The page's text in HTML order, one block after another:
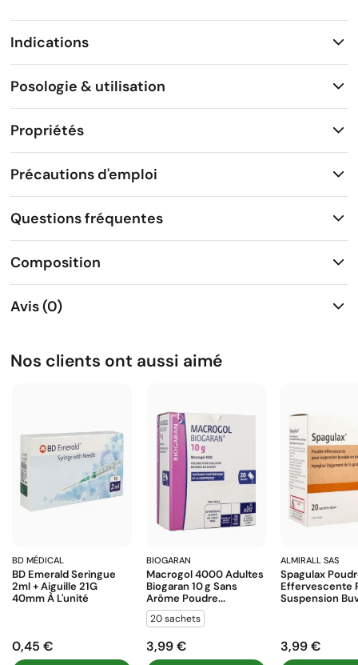
Indications
Posologie & utilisation
Propriétés
Précautions d'emploi
Questions fréquentes
Composition
Avis (0)
Nos clients ont aussi aimé
BD MÉDICAL
BD Emerald Seringue
2ml + Aiguille 21G
40mm À L'unité
Prix
0,45 €
BIOGARAN
Macrogol 4000 Adultes
Biogaran 10 G Sans
Arôme Poudre...
20 sachets
Prix
3,99 €
ALMIRALL SAS
Spagulax
Effervescente
Suspension
Prix
3,99 €